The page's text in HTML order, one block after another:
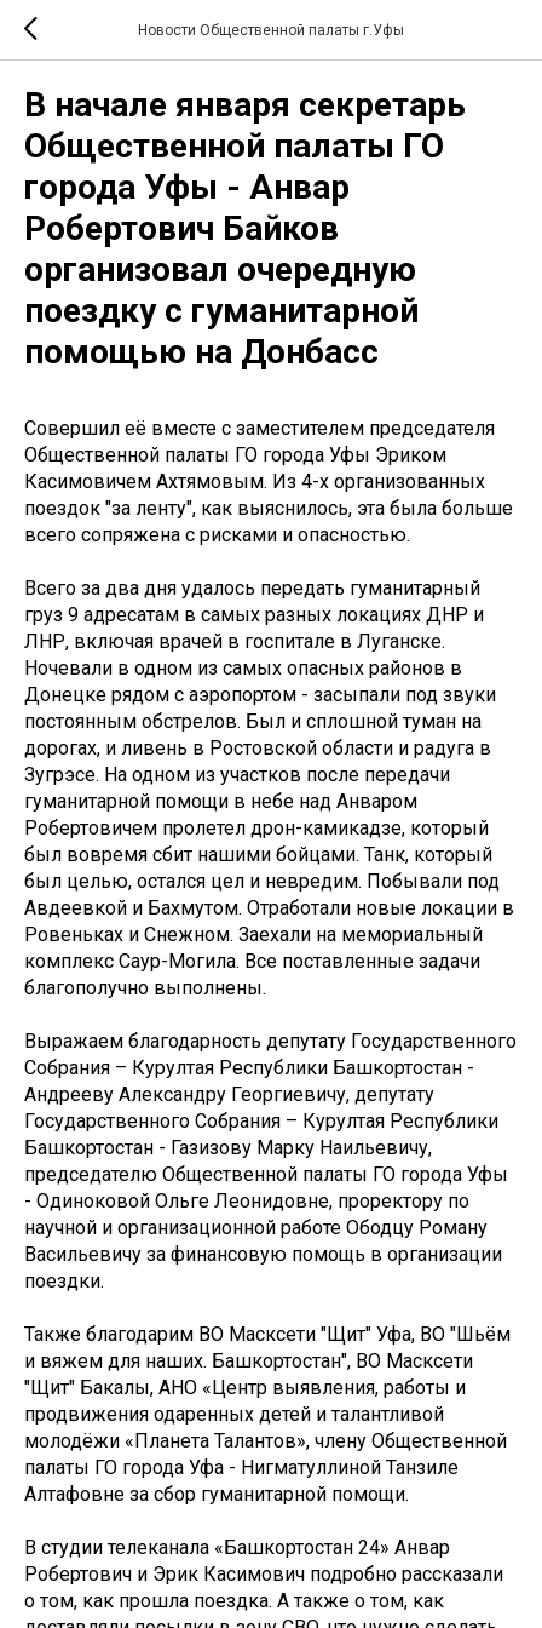
Новости Общественной палаты г.Уфы
В начале января секретарь
Общественной палаты ГО
города Уфы - Анвар
Робертович Байков
организовал очередную
поездку с гуманитарной
помощью на Донбасс
Совершил её вместе с заместителем председателя
Общественной палаты ГО города Уфы Эриком
Касимовичем Ахтямовым. Из 4-х организованных
поездок "за ленту", как выяснилось, эта была больше
всего сопряжена с рисками и опасностью.
Всего за два дня удалось передать гуманитарный
груз 9 адресатам в самых разных локациях ДНР и
ЛНР, включая врачей в госпитале в Луганске.
Ночевали в одном из самых опасных районов в
Донецке рядом с аэропортом - засыпали под звуки
постоянным обстрелов. Был и сплошной туман на
дорогах, и ливень в Ростовской области и радуга в
Зугрэсе. На одном из участков после передачи
гуманитарной помощи в небе над Анваром
Робертовичем пролетел дрон-камикадзе, который
был вовремя сбит нашими бойцами. Танк, который
был целью, остался цел и невредим. Побывали под
Авдеевкой и Бахмутом. Отработали новые локации в
Ровеньках и Снежном. Заехали на мемориальный
комплекс Саур-Могила. Все поставленные задачи
благополучно выполнены.
Выражаем благодарность депутату Государственного
Собрания – Курултая Республики Башкортостан -
Андрееву Александру Георгиевичу, депутату
Государственного Собрания – Курултая Республики
Башкортостан - Газизову Марку Наильевичу,
председателю Общественной палаты ГО города Уфы
- Одиноковой Ольге Леонидовне, проректору по
научной и организационной работе Ободцу Роману
Васильевичу за финансовую помощь в организации
поездки.
Также благодарим ВО Масксети "Щит" Уфа, ВО "Шьём
и вяжем для наших. Башкортостан", ВО Масксети
"Щит" Бакалы, АНО «Центр выявления, работы и
продвижения одаренных детей и талантливой
молодёжи «Планета Талантов», члену Общественной
палаты ГО города Уфа - Нигматуллиной Танзиле
Алтафовне за сбор гуманитарной помощи.
В студии телеканала «Башкортостан 24» Анвар
Робертович и Эрик Касимович подробно рассказали
о том, как прошла поездка. А также о том, как